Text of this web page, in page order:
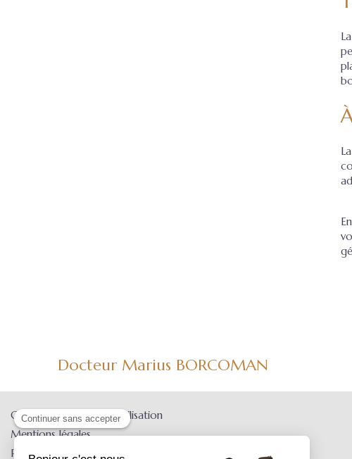
Docteur Marius BORCOMAN
Conditions Générales Utilisation
Mentions légales
Politique de confidentialité et